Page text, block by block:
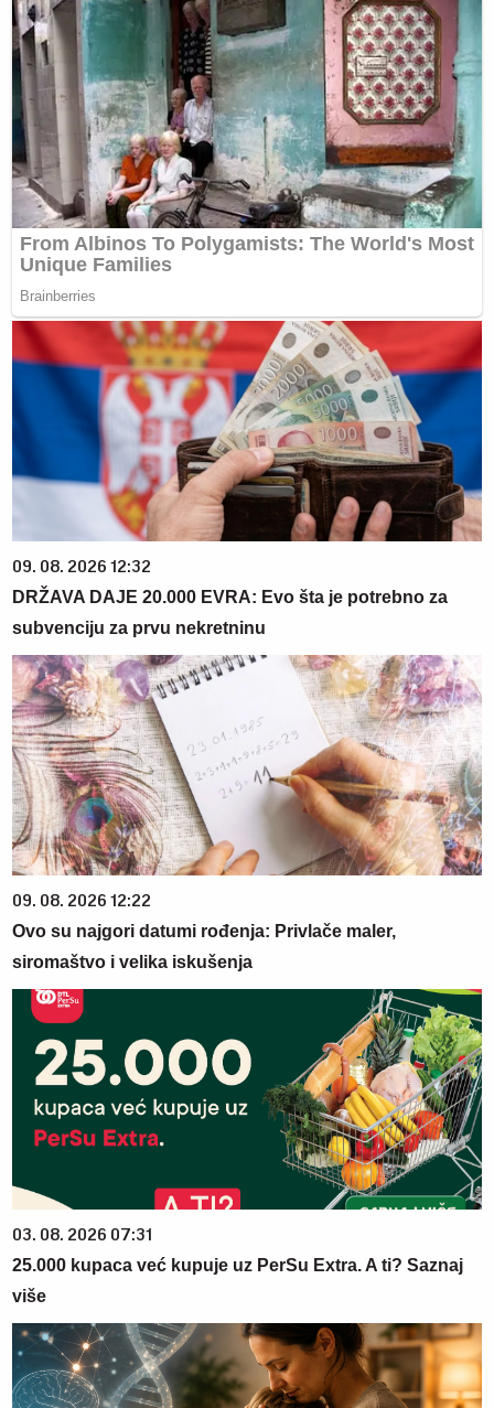
09. 08. 2026 12:32
DRŽAVA DAJE 20.000 EVRA: Evo šta je potrebno za
subvenciju za prvu nekretninu
09. 08. 2026 12:22
Ovo su najgori datumi rođenja: Privlače maler,
siromaštvo i velika iskušenja
03. 08. 2026 07:31
25.000 kupaca već kupuje uz PerSu Extra. A ti? Saznaj
više